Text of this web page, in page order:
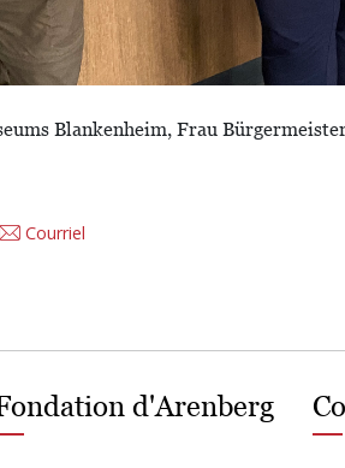
Blankenheim, Frau
Courriel
d'Arenberg